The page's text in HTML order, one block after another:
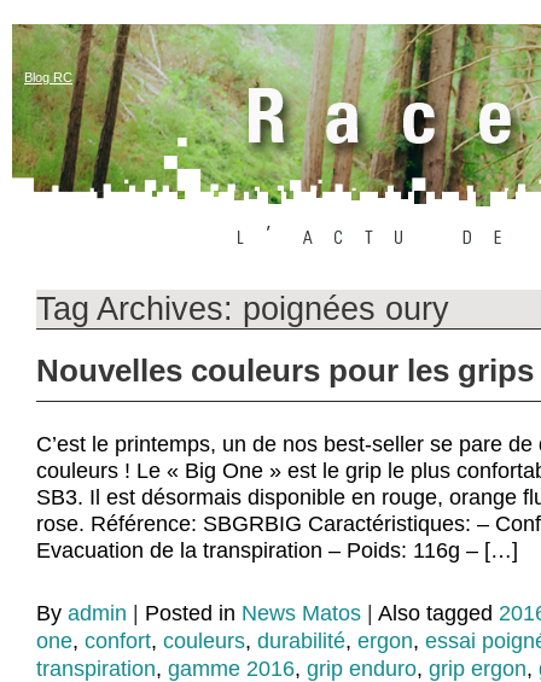
Blog RC
Tag Archives: poignées oury
Nouvelles couleurs pour les grips
C’est le printemps, un de nos best-seller se pare
couleurs ! Le « Big One » est le grip le plus
SB3. Il est désormais disponible en rouge, orange
rose. Référence: SBGRBIG Caractéristiques: –
Evacuation de la transpiration – Poids: 116g – […]
By admin Posted in News Matos Also tagged
one, confort, couleurs, durabilité, ergon, essai
transpiration, gamme 2016, grip enduro, grip ergon,